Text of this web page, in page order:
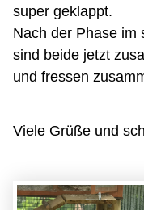
super geklappt.
Nach der Phase im
sind beide jetzt
und fressen
Viele Grüße und